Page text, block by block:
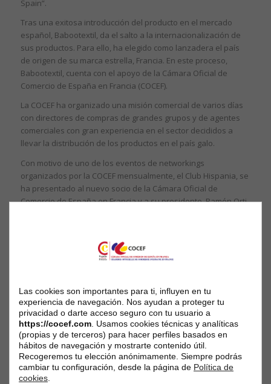
Spain”.
Tras una exitosa introducción del producto en el mercado
español, Babootextil, da el salto a la internacionalización de
sus productos. Para ello, ha elegido como lanzadera el país
de origen de su marca estrella, Francia. En este proceso,
Babootextil, cuenta con el apoyo de la Cámara Oficial de
Comercio de España en Francia (COCEF).
La COCEF ha organizado una misión comercial de varios días
con directores de compras de grandes grupos y de agentes
comerciales con gran experiencia en el sector decididos a
llevar la distribución de los productos en el país galo.
Con motivo de uno de los eventos de networkings
organizados por la COCEF mensualmente, el Club Hispania, se
ha presentado al nuevo socio de la Cámara Oficial de
Comercio de España en Francia y a su presidente, Ramón Orti,
Todos los miembros de la COCEF pueden obtener todos los
productos de Rochas Underwear, con un precio privilegiado
Compartir esta entrada
Las cookies son importantes para ti, influyen en tu
experiencia de navegación. Nos ayudan a proteger tu
privacidad o darte acceso seguro con tu usuario a
https://cocef.com. Usamos cookies técnicas y analíticas
(propias y de terceros) para hacer perfiles basados en
hábitos de navegación y mostrarte contenido útil.
Recogeremos tu elección anónimamente. Siempre podrás
cambiar tu configuración, desde la página de Política de
cookies.